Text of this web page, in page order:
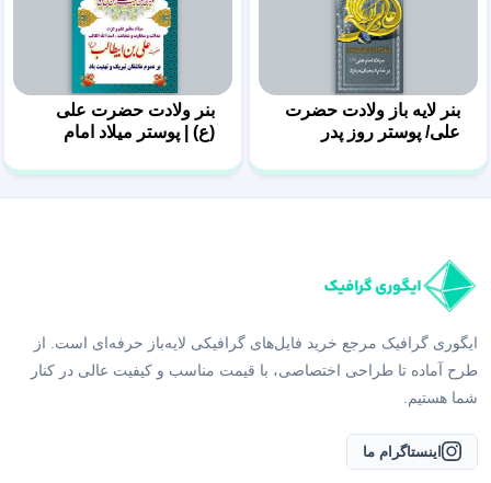
بنر لایه باز ولادت حضرت
علی/ پوستر روز پدر
بنر ولادت حضرت علی
(ع) | پوستر میلاد امام
ایگوری گرافیک مرجع خرید فایل‌های گرافیکی لایه‌باز حرفه‌ای است. از
طرح آماده تا طراحی اختصاصی، با قیمت مناسب و کیفیت عالی در کنار
شما هستیم.
اینستاگرام ما